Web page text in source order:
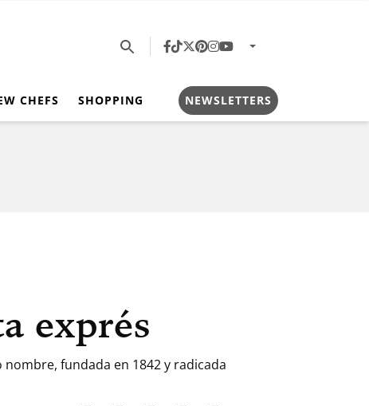
CHEFS SHOPPING NEWSLETTERS
exprés
fundada en 1842 y radicada